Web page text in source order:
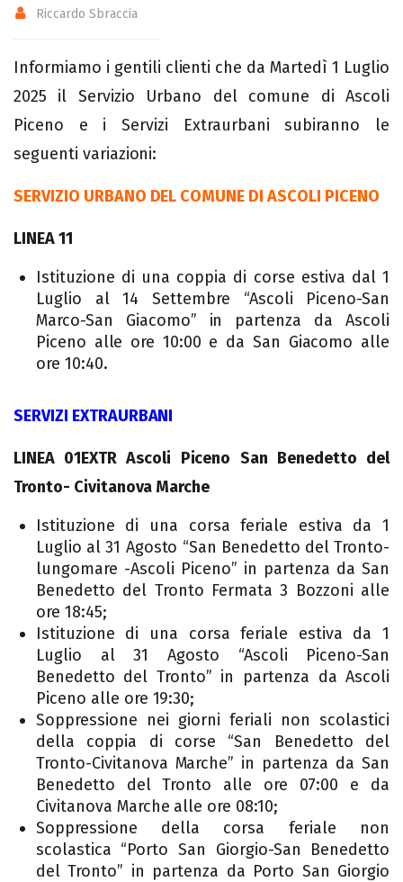
Riccardo Sbraccia
Informiamo i gentili clienti che da Martedì 1 Luglio
2025 il Servizio Urbano del comune di Ascoli
Piceno e i Servizi Extraurbani subiranno le
seguenti variazioni:
SERVIZIO URBANO DEL COMUNE DI ASCOLI PICENO
LINEA 11
Istituzione di una coppia di corse estiva dal 1
Luglio al 14 Settembre “Ascoli Piceno-San
Marco-San Giacomo” in partenza da Ascoli
Piceno alle ore 10:00 e da San Giacomo alle
ore 10:40.
SERVIZI EXTRAURBANI
LINEA 01EXTR Ascoli Piceno San Benedetto del
Tronto- Civitanova Marche
Istituzione di una corsa feriale estiva da 1
Luglio al 31 Agosto “San Benedetto del Tronto-
lungomare -Ascoli Piceno” in partenza da San
Benedetto del Tronto Fermata 3 Bozzoni alle
ore 18:45;
Istituzione di una corsa feriale estiva da 1
Luglio al 31 Agosto “Ascoli Piceno-San
Benedetto del Tronto” in partenza da Ascoli
Piceno alle ore 19:30;
Soppressione nei giorni feriali non scolastici
della coppia di corse “San Benedetto del
Tronto-Civitanova Marche” in partenza da San
Benedetto del Tronto alle ore 07:00 e da
Civitanova Marche alle ore 08:10;
Soppressione della corsa feriale non
scolastica “Porto San Giorgio-San Benedetto
del Tronto” in partenza da Porto San Giorgio